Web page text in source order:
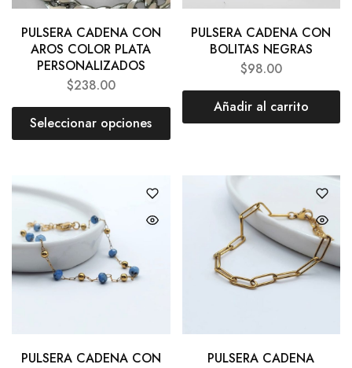
PULSERA CADENA CON
AROS COLOR PLATA
PERSONALIZADOS
$238.00
Seleccionar opciones
PULSERA CADENA CON
BOLITAS NEGRAS
$98.00
Añadir al carrito
PULSERA CADENA CON
PULSERA CADENA